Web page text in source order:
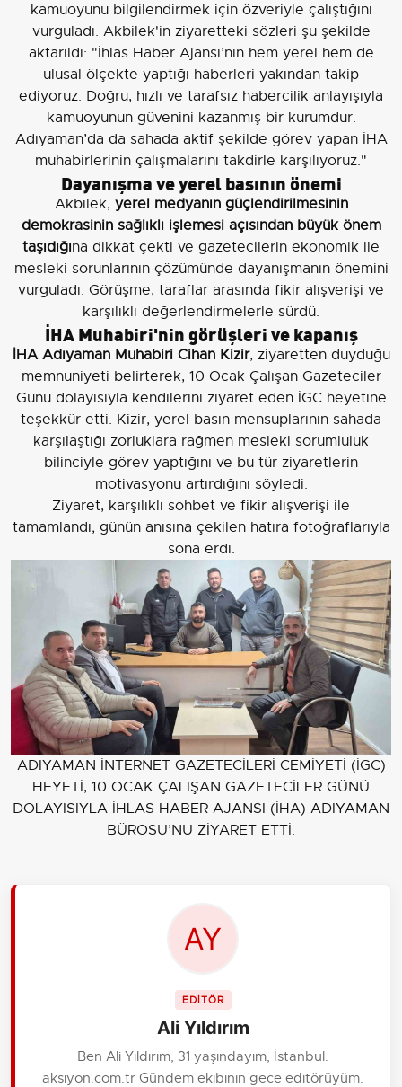
kamuoyunu bilgilendirmek için özveriyle çalıştığını
vurguladı. Akbilek'in ziyaretteki sözleri şu şekilde
aktarıldı: "İhlas Haber Ajansı’nın hem yerel hem de
ulusal ölçekte yaptığı haberleri yakından takip
ediyoruz. Doğru, hızlı ve tarafsız habercilik anlayışıyla
kamuoyunun güvenini kazanmış bir kurumdur.
Adıyaman’da da sahada aktif şekilde görev yapan İHA
muhabirlerinin çalışmalarını takdirle karşılıyoruz."
Dayanışma ve yerel basının önemi
Akbilek, yerel medyanın güçlendirilmesinin
demokrasinin sağlıklı işlemesi açısından büyük önem
taşıdığına dikkat çekti ve gazetecilerin ekonomik ile
mesleki sorunlarının çözümünde dayanışmanın önemini
vurguladı. Görüşme, taraflar arasında fikir alışverişi ve
karşılıklı değerlendirmelerle sürdü.
İHA Muhabiri'nin görüşleri ve kapanış
İHA Adıyaman Muhabiri Cihan Kizir, ziyaretten duyduğu
memnuniyeti belirterek, 10 Ocak Çalışan Gazeteciler
Günü dolayısıyla kendilerini ziyaret eden İGC heyetine
teşekkür etti. Kizir, yerel basın mensuplarının sahada
karşılaştığı zorluklara rağmen mesleki sorumluluk
bilinciyle görev yaptığını ve bu tür ziyaretlerin
motivasyonu artırdığını söyledi.
Ziyaret, karşılıklı sohbet ve fikir alışverişi ile
tamamlandı; günün anısına çekilen hatıra fotoğraflarıyla
sona erdi.
ADIYAMAN İNTERNET GAZETECİLERİ CEMİYETİ (İGC)
HEYETİ, 10 OCAK ÇALIŞAN GAZETECİLER GÜNÜ
DOLAYISIYLA İHLAS HABER AJANSI (İHA) ADIYAMAN
BÜROSU’NU ZİYARET ETTİ.
EDİTÖR
Ali Yıldırım
Ben Ali Yıldırım, 31 yaşındayım, İstanbul.
aksiyon.com.tr Gündem ekibinin gece editörüyüm.